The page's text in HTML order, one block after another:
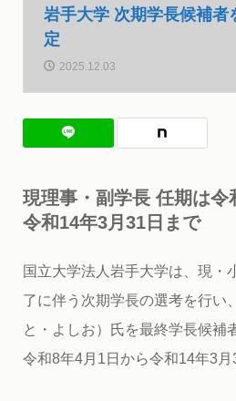
岩手大学 次期学長候補者
定
2025.12.03
現理事・副学長 任期は令
令和14年3月31日まで
国立大学法人岩手大学は、現・
了に伴う次期学長の選考を行い
と・よしお）氏を最終学長候補
令和8年4月1日から令和14年3月